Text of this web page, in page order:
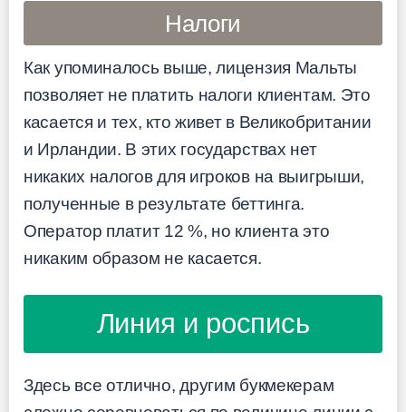
Налоги
Как упоминалось выше, лицензия Мальты
позволяет не платить налоги клиентам. Это
касается и тех, кто живет в Великобритании
и Ирландии. В этих государствах нет
никаких налогов для игроков на выигрыши,
полученные в результате беттинга.
Оператор платит 12 %, но клиента это
никаким образом не касается.
Линия и роспись
Здесь все отлично, другим букмекерам